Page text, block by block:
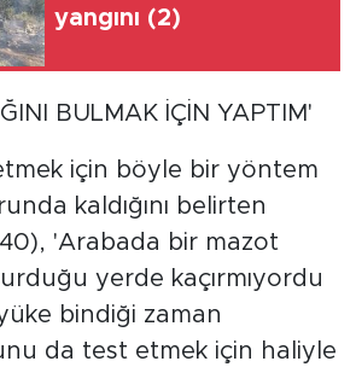
yangını (2)
BULMAK İÇİN YAPTIM'
için böyle bir yöntem
kaldığını belirten
'Arabada bir mazot
yerde kaçırmıyordu
bindiği zaman
da test etmek için haliyle